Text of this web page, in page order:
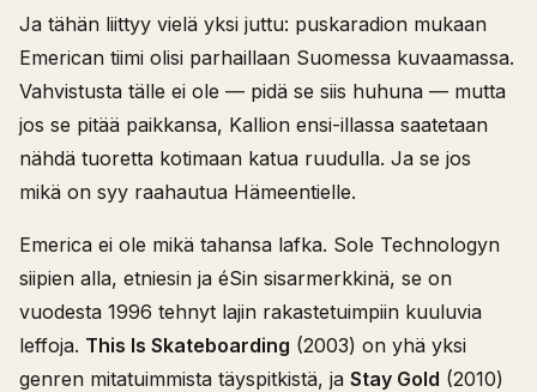
Ja tähän liittyy vielä yksi juttu: puskaradion mukaan
Emerican tiimi olisi parhaillaan Suomessa kuvaamassa.
Vahvistusta tälle ei ole — pidä se siis huhuna — mutta
jos se pitää paikkansa, Kallion ensi-illassa saatetaan
nähdä tuoretta kotimaan katua ruudulla. Ja se jos
mikä on syy raahautua Hämeentielle.
Emerica ei ole mikä tahansa lafka. Sole Technologyn
siipien alla, etniesin ja éSin sisarmerkkinä, se on
vuodesta 1996 tehnyt lajin rakastetuimpiin kuuluvia
leffoja. This Is Skateboarding (2003) on yhä yksi
genren mitatuimmista täyspitkistä, ja Stay Gold (2010)